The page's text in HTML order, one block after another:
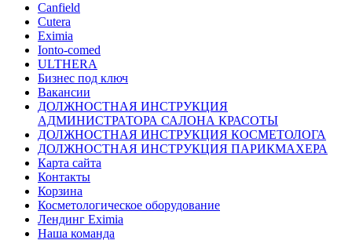
Canfield
Cutera
Eximia
Ionto-comed
ULTHERA
Бизнес под ключ
Вакансии
ДОЛЖНОСТНАЯ ИНСТРУКЦИЯ
АДМИНИСТРАТОРА САЛОНА КРАСОТЫ
ДОЛЖНОСТНАЯ ИНСТРУКЦИЯ КОСМЕТОЛОГА
ДОЛЖНОСТНАЯ ИНСТРУКЦИЯ ПАРИКМАХЕРА
Карта сайта
Контакты
Корзина
Косметологическое оборудование
Лендинг Eximia
Наша команда